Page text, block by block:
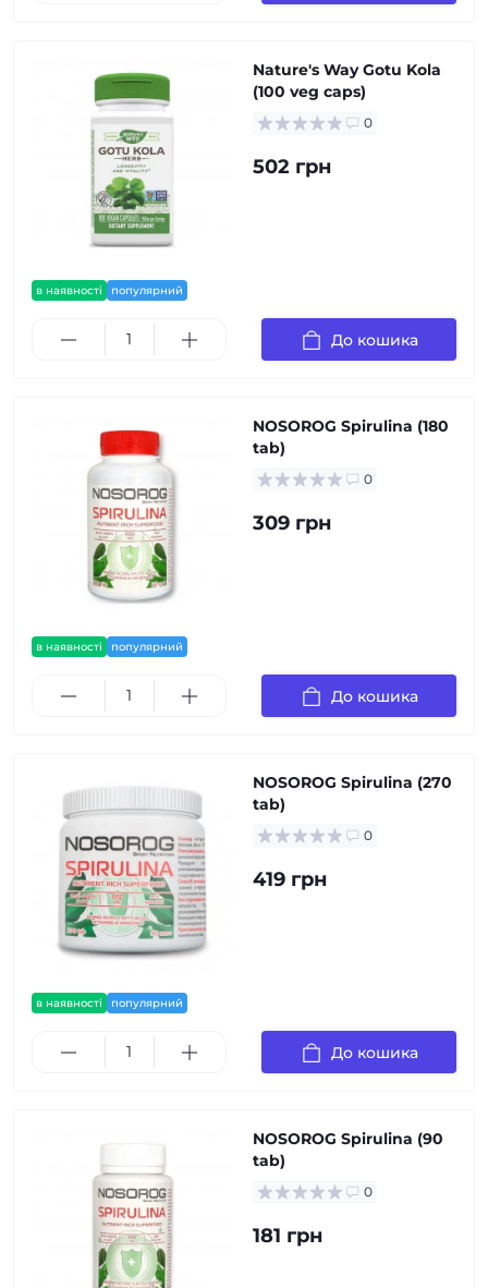
в наявності популярний
Nature's Way Gotu Kola
(100 veg caps)
0
502 грн
До кошика
в наявності популярний
NOSOROG Spirulina (180
tab)
0
309 грн
До кошика
в наявності популярний
NOSOROG Spirulina (270
tab)
0
419 грн
До кошика
NOSOROG Spirulina (90
tab)
0
181 грн